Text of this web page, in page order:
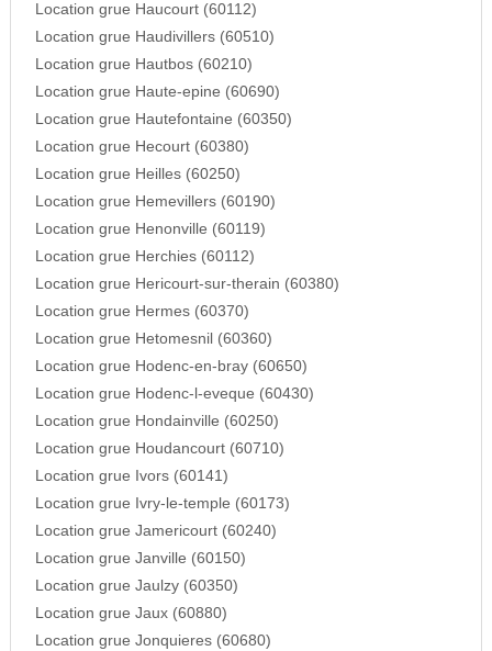
Location grue Haucourt (60112)
Location grue Haudivillers (60510)
Location grue Hautbos (60210)
Location grue Haute-epine (60690)
Location grue Hautefontaine (60350)
Location grue Hecourt (60380)
Location grue Heilles (60250)
Location grue Hemevillers (60190)
Location grue Henonville (60119)
Location grue Herchies (60112)
Location grue Hericourt-sur-therain (60380)
Location grue Hermes (60370)
Location grue Hetomesnil (60360)
Location grue Hodenc-en-bray (60650)
Location grue Hodenc-l-eveque (60430)
Location grue Hondainville (60250)
Location grue Houdancourt (60710)
Location grue Ivors (60141)
Location grue Ivry-le-temple (60173)
Location grue Jamericourt (60240)
Location grue Janville (60150)
Location grue Jaulzy (60350)
Location grue Jaux (60880)
Location grue Jonquieres (60680)